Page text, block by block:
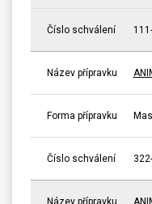
Číslo schválení
Název přípravku
Forma přípravku
Číslo schválení
Název přípravku